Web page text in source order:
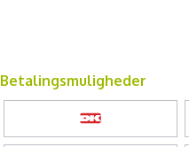
Betalingsmuligheder